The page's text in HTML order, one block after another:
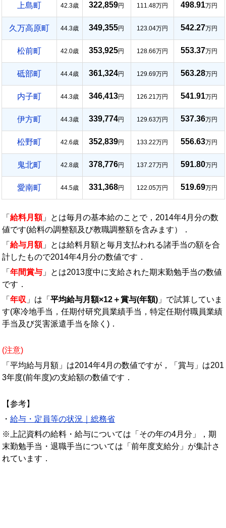
上島町 42.3歳 322,859円 111.48万円 498.91万円
久万高原町 44.3歳 349,355円 123.04万円 542.27万円
松前町 42.0歳 353,925円 128.66万円 553.37万円
砥部町 44.4歳 361,324円 129.69万円 563.28万円
内子町 44.3歳 346,413円 126.21万円 541.91万円
伊方町 44.3歳 339,774円 129.63万円 537.36万円
松野町 42.6歳 352,839円 133.22万円 556.63万円
鬼北町 42.8歳 378,776円 137.27万円 591.80万円
愛南町 44.5歳 331,368円 122.05万円 519.69万円
「 給料月額」とは毎月の基本給のことで，2014年4月分の数
値です(給料の調整額及び教職調整額を含みます）．
「 給与月額」とは給料月額と毎月支払われる諸手当の額を合
計したもので2014年4月分の数値です．
「 年間賞与 」とは2013度中に支給された期末勤勉手当の数値
です．
「 年収 」は「 平均給与月額×12＋賞与(年額) 」で試算していま
す(寒冷地手当，任期付研究員業績手当，特定任期付職員業績
手当及び災害派遣手当を除く)．
(注意)
「平均給与月額」は2014年4月の数値ですが，「賞与」は201
3年度(前年度)の支給額の数値です．
【参考】
・ 給与・定員等の状況｜総務省
※上記資料の給料・給与については「その年の4月分」，期
末勤勉手当・退職手当については「前年度支給分」が集計さ
れています．